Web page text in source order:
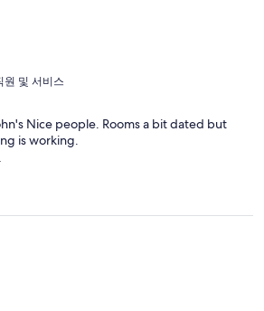
원 및 서비스
Nice people. Rooms a bit dated but
is working.